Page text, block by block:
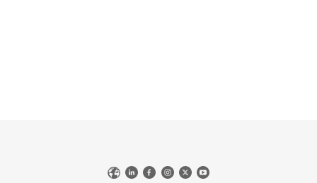
WebLinkedIn
Facebook
Instagram
X YouTube